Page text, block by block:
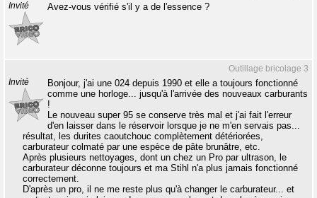
Invité Avez-vous vérifié s'il y a de l'essence ?
Outillage bricolage 3
Invité
Bonjour, j'ai une 024 depuis 1990 et elle a toujours fonctionné
comme une horloge... jusqu'à l'arrivée des nouveaux carburants
!
Le nouveau super 95 se conserve très mal et j'ai fait l'erreur
d'en laisser dans le réservoir lorsque je ne m'en servais pas...
résultat, les durites caoutchouc complètement détériorées,
carburateur colmaté par une espèce de pâte brunâtre, etc.
Après plusieurs nettoyages, dont un chez un Pro par ultrason, le
carburateur déconne toujours et ma Stihl n'a plus jamais fonctionné
correctement.
D'après un pro, il ne me reste plus qu'à changer le carburateur... et